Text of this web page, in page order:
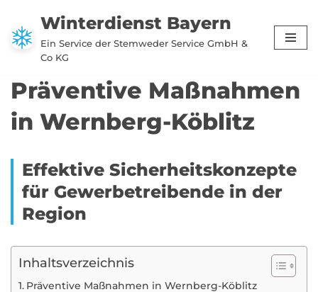
Zum
Inhalt
Winterdienst Bayern
Ein Service der Stemweder Service GmbH &
Co KG
Präventive Maßnahmen
in Wernberg-Köblitz
Effektive Sicherheitskonzepte
für Gewerbetreibende in der
Region
Inhaltsverzeichnis
Präventive Maßnahmen in Wernberg-Köblitz